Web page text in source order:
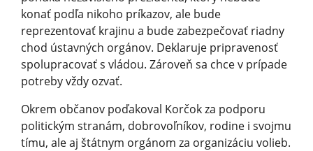
konať podľa nikoho príkazov, ale bude
reprezentovať krajinu a bude zabezpečovať riadny
chod ústavných orgánov. Deklaruje pripravenosť
spolupracovať s vládou. Zároveň sa chce v prípade
potreby vždy ozvať.
Okrem občanov poďakoval Korčok za podporu
politickým stranám, dobrovoľníkov, rodine i svojmu
tímu, ale aj štátnym orgánom za organizáciu volieb.